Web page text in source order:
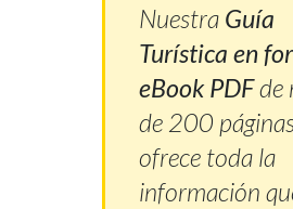
Nuestra Guía
Turística en
eBook PDFde
de 200
ofrece toda la
información